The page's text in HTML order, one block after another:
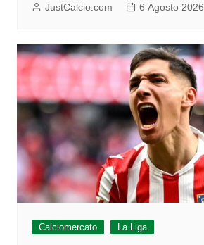
JustCalcio.com 6 Agosto 2026
Calciomercato La Liga